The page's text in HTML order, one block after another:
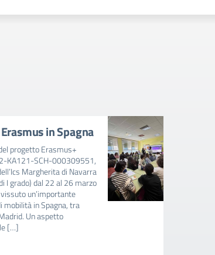
in Spagna
progetto Erasmus+
KA121-SCH-000309551,
Margherita di Navarra
I grado) dal 22 al 26 marzo
un’importante
mobilità in Spagna, tra
Un aspetto
[…]